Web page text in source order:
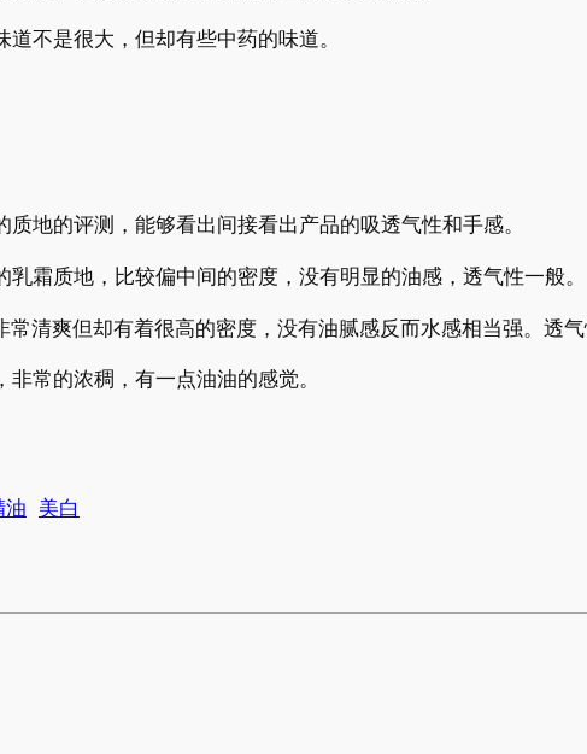
不是很大，但却有些中药的味道。
的评测，能够看出间接看出产品的吸透气性和手感。
质地，比较偏中间的密度，没有明显的油感，透气性一般。
爽但却有着很高的密度，没有油腻感反而水感相当强。透气
常的浓稠，有一点油油的感觉。
油 美白